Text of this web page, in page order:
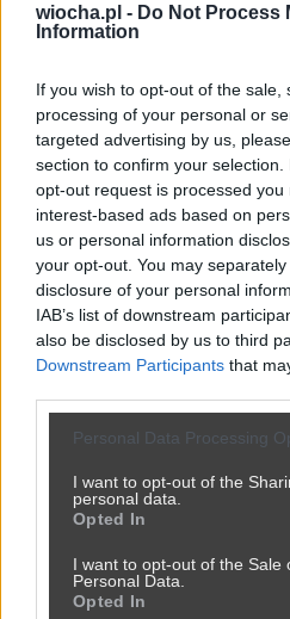
wiocha.pl - Do Not Process
Information
If you wish to opt-out of the
processing of your personal or
targeted advertising by us,
section to confirm your
opt-out request is processed you
interest-based ads based on
us or personal information
your opt-out. You may
disclosure of your personal
IAB’s list of downstream
also be disclosed by us to third
Downstream Participants that
Personal Data Processing
I want to opt-out of the
personal data.
Opted In
I want to opt-out of the Sale
Personal Data.
Opted In